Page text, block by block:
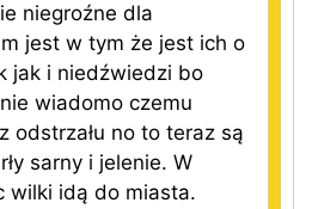
niegroźne dla
jest w tym że jest ich o
jak i niedźwiedzi bo
wiadomo czemu
odstrzału no to teraz są
sarny i jelenie. W
wilki idą do miasta.